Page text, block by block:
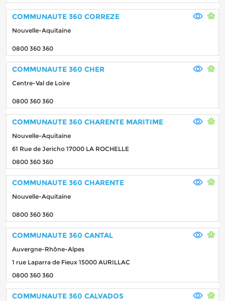
COMMUNAUTE 360 CORREZE
Nouvelle-Aquitaine
0800 360 360
COMMUNAUTE 360 CHER
Centre-Val de Loire
0800 360 360
COMMUNAUTE 360 CHARENTE MARITIME
Nouvelle-Aquitaine
61 Rue de Jericho 17000 LA ROCHELLE
0800 360 360
COMMUNAUTE 360 CHARENTE
Nouvelle-Aquitaine
0800 360 360
COMMUNAUTE 360 CANTAL
Auvergne-Rhône-Alpes
1 rue Laparra de Fieux 15000 AURILLAC
0800 360 360
COMMUNAUTE 360 CALVADOS